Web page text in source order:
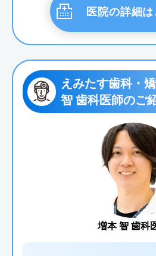
医院の詳細は
えみたす歯科・
智 歯科医師のご
増本 智 歯科